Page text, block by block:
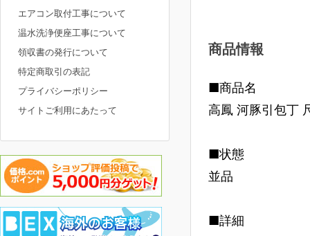
商品情報
■商品名
高鳳 河豚引包丁
■状態
並品
■詳細
エアコン取付工事について
温水洗浄便座工事について
領収書の発行について
特定商取引の表記
プライバシーポリシー
サイトご利用にあたって